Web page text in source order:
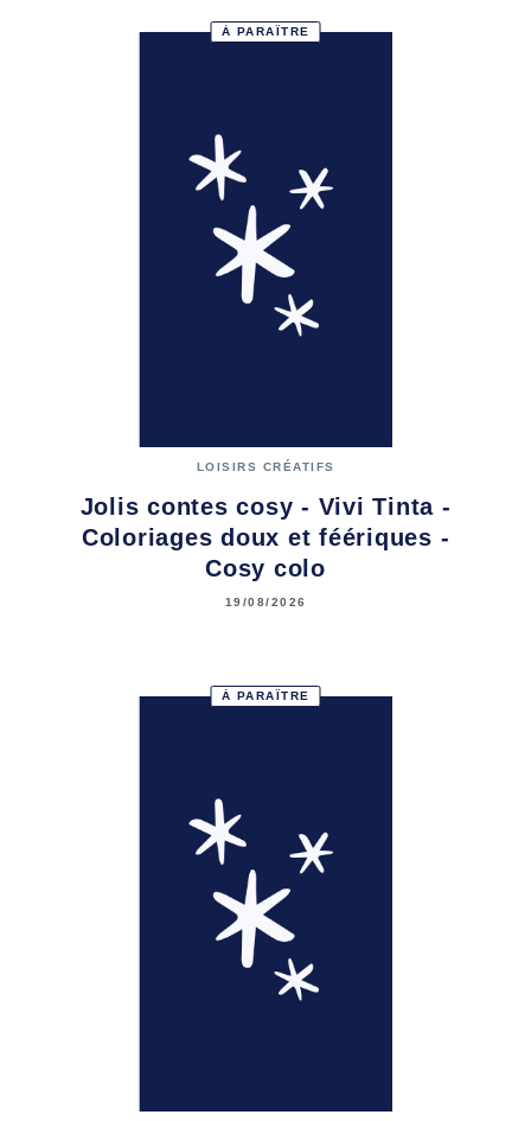
À PARAÎTRE
LOISIRS CRÉATIFS
Jolis contes cosy - Vivi Tinta -
Coloriages doux et féériques -
Cosy colo
19/08/2026
À PARAÎTRE